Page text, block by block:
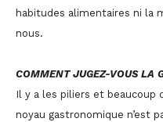
habitudes alimentaires ni la
nous.
COMMENT JUGEZ-VOUS LA
Il y a les piliers et beaucoup
noyau gastronomique n’est